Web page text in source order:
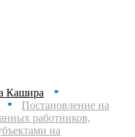
Кашира ■
■
Постановление на
работников,
на